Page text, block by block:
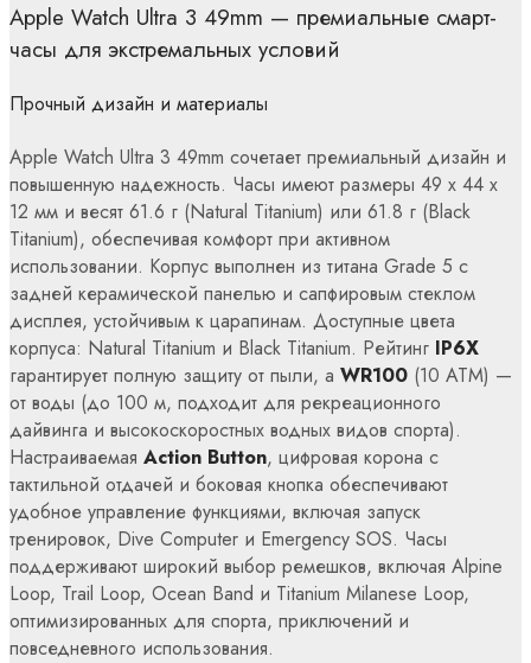
Apple Watch Ultra 3 49mm — премиальные смарт-
часы для экстремальных условий
Прочный дизайн и материалы
Apple Watch Ultra 3 49mm сочетает премиальный дизайн и
повышенную надежность. Часы имеют размеры 49 x 44 x
12 мм и весят 61.6 г (Natural Titanium) или 61.8 г (Black
Titanium), обеспечивая комфорт при активном
использовании. Корпус выполнен из титана Grade 5 с
задней керамической панелью и сапфировым стеклом
дисплея, устойчивым к царапинам. Доступные цвета
корпуса: Natural Titanium и Black Titanium. Рейтинг IP6X
гарантирует полную защиту от пыли, а WR100 (10 ATM) —
от воды (до 100 м, подходит для рекреационного
дайвинга и высокоскоростных водных видов спорта).
Настраиваемая Action Button, цифровая корона с
тактильной отдачей и боковая кнопка обеспечивают
удобное управление функциями, включая запуск
тренировок, Dive Computer и Emergency SOS. Часы
поддерживают широкий выбор ремешков, включая Alpine
Loop, Trail Loop, Ocean Band и Titanium Milanese Loop,
оптимизированных для спорта, приключений и
повседневного использования.